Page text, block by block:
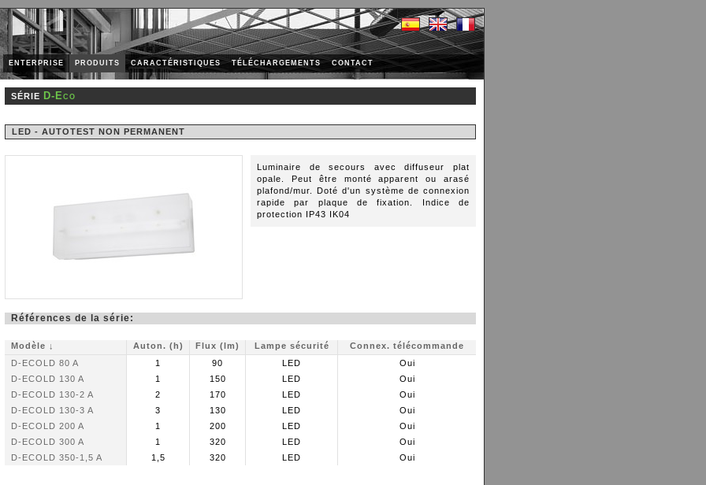
ENTERPRISE PRODUITS CARACTÉRISTIQUES TÉLÉCHARGEMENTS CONTACT
SÉRIE D-Eco
LED - AUTOTEST NON PERMANENT
Luminaire de secours avec diffuseur plat
opale. Peut être monté apparent ou arasé
plafond/mur. Doté d'un système de connexion
rapide par plaque de fixation. Indice de
protection IP43 IK04
Références de la série:
Modèle ↓ Auton. (h) Flux (lm) Lampe sécurité
Connex. télécommande
D-ECOLD 80 A
1 90 LED
Oui
D-ECOLD 130 A
1 150 LED
Oui
D-ECOLD 130-2 A
2 170 LED
Oui
D-ECOLD 130-3 A
3 130 LED
Oui
D-ECOLD 200 A
1 200 LED
Oui
D-ECOLD 300 A
1 320 LED
Oui
D-ECOLD 350-1,5 A
1,5 320 LED Oui